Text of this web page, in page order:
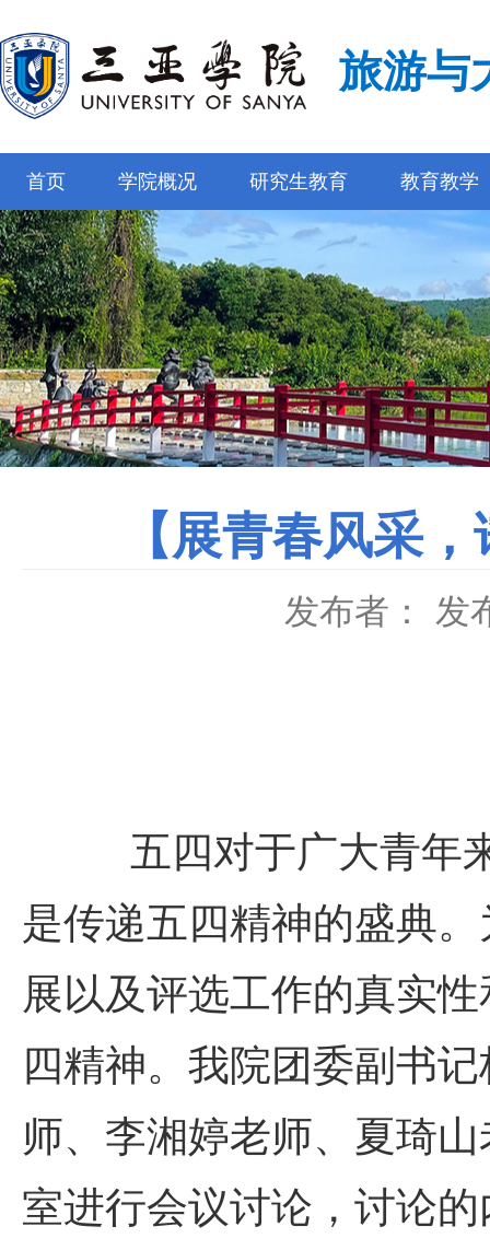
旅游与
首页 学院概况 研究生教育 教育教学
【展青春风采
发布者： 发
五四对于广大青年来
是传递五四精神的盛典
展以及评选工作的真实
四精神。我院团委副书
师、李湘婷老师、夏琦
室进行会议讨论，讨论